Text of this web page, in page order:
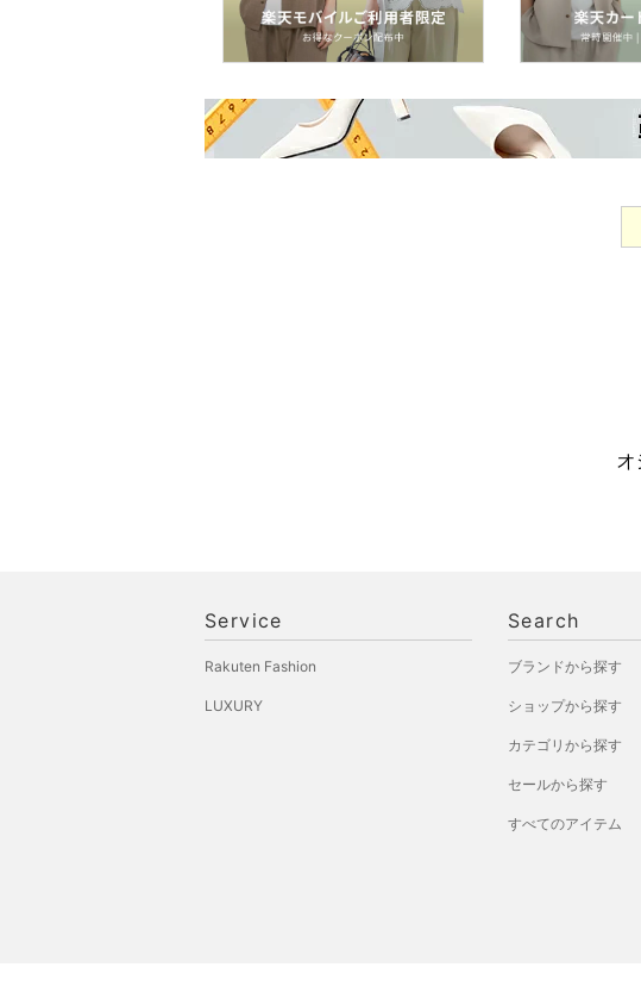
Service
Rakuten Fashion
LUXURY
Search
ブランドから探す
ショップから探す
カテゴリから探す
セールから探す
すべてのアイテム